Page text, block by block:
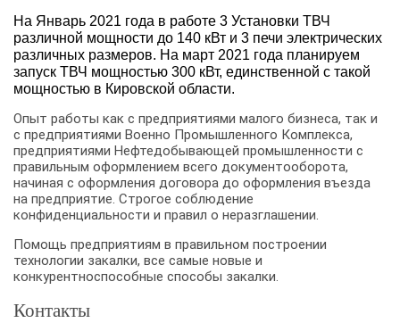
На Январь 2021 года в работе 3 Установки ТВЧ
различной мощности до 140 кВт и 3 печи электрических
различных размеров. На март 2021 года планируем
запуск ТВЧ мощностью 300 кВт, единственной с такой
мощностью в Кировской области.
Опыт работы как с предприятиями малого бизнеса, так и
с предприятиями Военно Промышленного Комплекса,
предприятиями Нефтедобывающей промышленности с
правильным оформлением всего документооборота,
начиная с оформления договора до оформления въезда
на предприятие. Строгое соблюдение
конфиденциальности и правил о неразглашении.
Помощь предприятиям в правильном построении
технологии закалки, все самые новые и
конкурентноспособные способы закалки.
Контакты